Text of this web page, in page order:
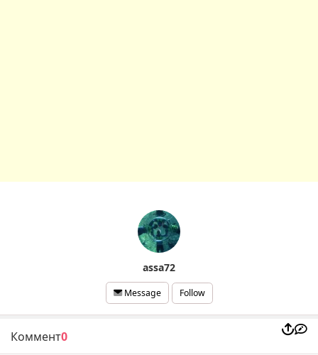
assa72
Message Follow
Коммент0